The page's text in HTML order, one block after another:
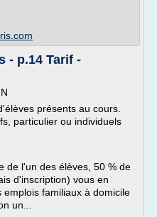
- p.14 Tarif -
présents au cours.
particulier ou individuels
de l'un des élèves, 50 % de
d'inscription) vous en
familiaux à domicile
un...